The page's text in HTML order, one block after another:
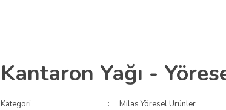
Kantaron Yağı -
Kategori
Milas Yöresel Ürünler